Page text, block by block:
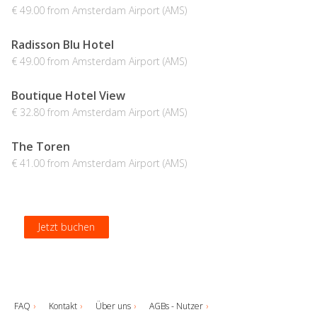
€ 49.00 from Amsterdam Airport (AMS)
Jetzt buchen
Radisson Blu Hotel
€ 49.00 from Amsterdam Airport (AMS)
Jetzt buchen
Boutique Hotel View
€ 32.80 from Amsterdam Airport (AMS)
Jetzt buchen
The Toren
€ 41.00 from Amsterdam Airport (AMS)
Jetzt buchen
FAQ Kontakt Über uns
AGBs - Nutzer